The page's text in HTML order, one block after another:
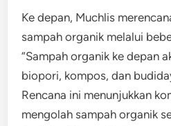
Ke depan, Muchlis
sampah organik melalui
“Sampah organik ke depan
biopori, kompos, dan
Rencana ini menunjukkan
mengolah sampah organik